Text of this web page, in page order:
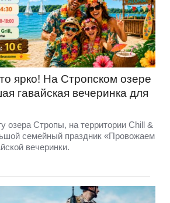
ярко! На Стропском озере
гавайская вечеринка для
озера Стропы, на территории Chill &
семейный праздник «Провожаем
вечеринки.